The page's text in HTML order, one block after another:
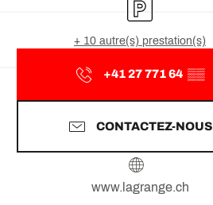
+ 10 autre(s) prestation(s)
+41 27 771 64 ▒▒
CONTACTEZ-NOUS
www.lagrange.ch